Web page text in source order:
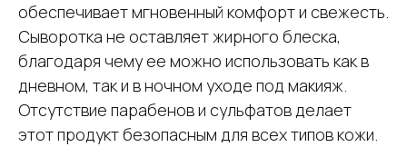
обеспечивает мгновенный комфорт и свежесть.
Сыворотка не оставляет жирного блеска,
благодаря чему ее можно использовать как в
дневном, так и в ночном уходе под макияж.
Отсутствие парабенов и сульфатов делает
этот продукт безопасным для всех типов кожи.